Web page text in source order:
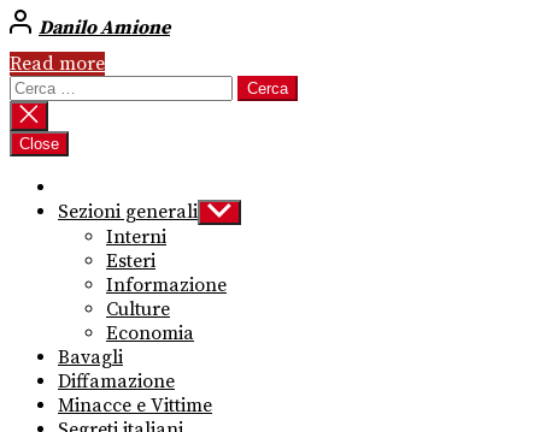
Danilo Amione
Read more
Ricerca
per:
Close
Sezioni generali Show
sub
Interni
Esteri
Informazione
Culture
Economia
Bavagli
Diffamazione
Minacce e Vittime